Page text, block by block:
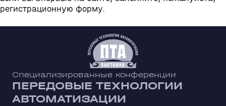
регистрационную форму.
Специализированные конференции
ПЕРЕДОВЫЕ ТЕХНОЛОГИИ
АВТОМАТИЗАЦИИ